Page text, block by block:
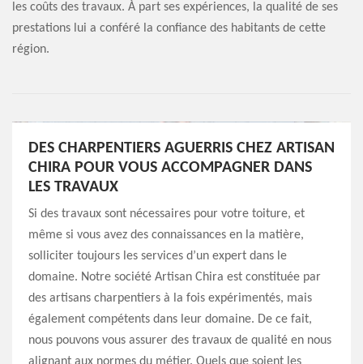
les coûts des travaux. À part ses expériences, la qualité de ses
prestations lui a conféré la confiance des habitants de cette
région.
DES CHARPENTIERS AGUERRIS CHEZ ARTISAN
CHIRA POUR VOUS ACCOMPAGNER DANS
LES TRAVAUX
Si des travaux sont nécessaires pour votre toiture, et
même si vous avez des connaissances en la matière,
solliciter toujours les services d’un expert dans le
domaine. Notre société Artisan Chira est constituée par
des artisans charpentiers à la fois expérimentés, mais
également compétents dans leur domaine. De ce fait,
nous pouvons vous assurer des travaux de qualité en nous